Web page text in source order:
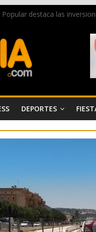
Popular destaca las
de Jazz de Dénia
y Cristianos 2026 reciben
campaña anima a la
DEPORTES